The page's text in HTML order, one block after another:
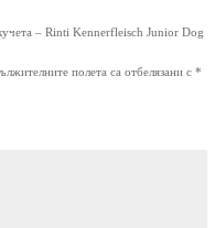
– Rinti Kennerfleisch Junior Dog
полета са отбелязани с *